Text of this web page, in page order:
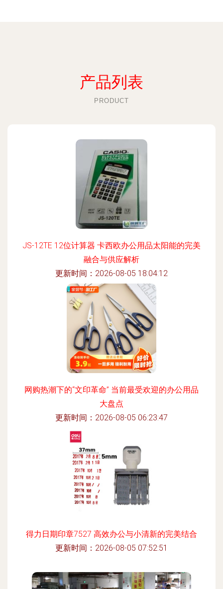
产品列表
PRODUCT
JS-12TE 12位计算器 卡西欧办公用品太阳能的完美
融合与供应解析
更新时间：2026-08-05 18:04:12
网购热潮下的“文印革命” 当前最受欢迎的办公用品
大盘点
更新时间：2026-08-05 06:23:47
得力日期印章7527 高效办公与小清新的完美结合
更新时间：2026-08-05 07:52:51